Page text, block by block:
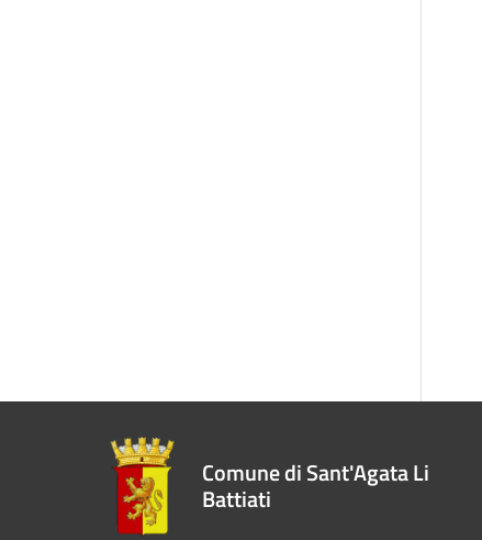
Comune di Sant'Agata Li
Battiati